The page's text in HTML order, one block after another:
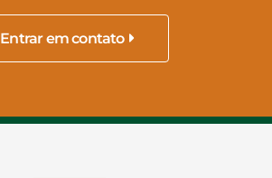
Entrar em contato